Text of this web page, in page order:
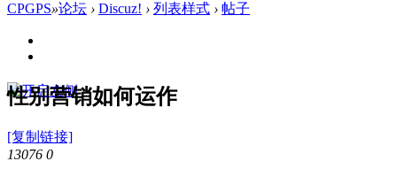
CPGPS»论坛 › Discuz! › 列表样式 › 帖子
性别营销如何运作
[复制链接]
13076 0